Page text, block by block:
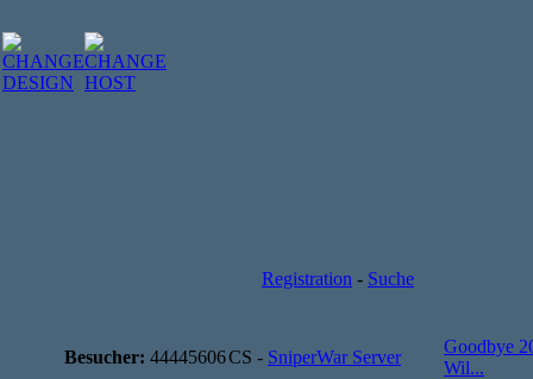
Registration - Suche
Besucher: 44445606CS - SniperWar Server
Goodbye
Wil...